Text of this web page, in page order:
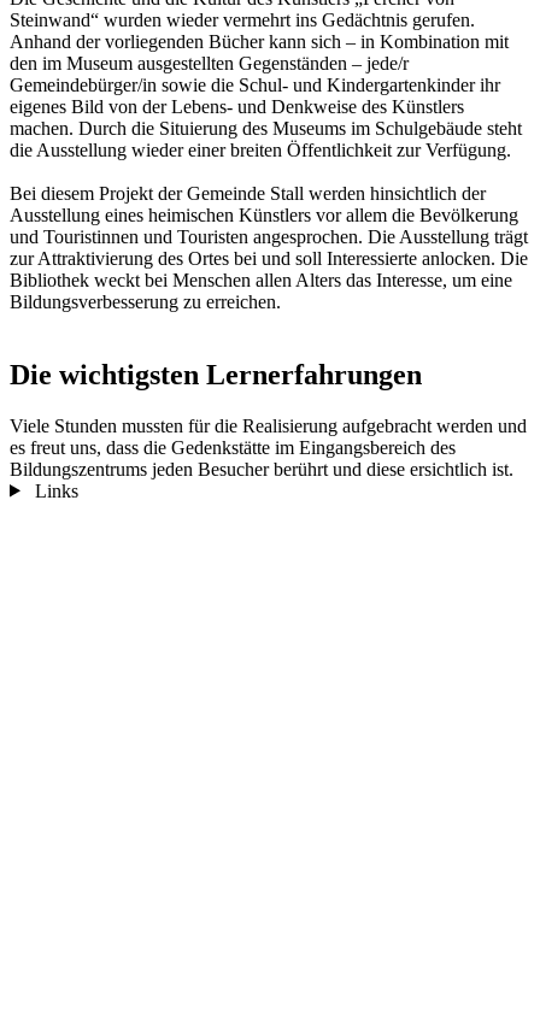
Steinwand“ wurden wieder vermehrt ins Gedächtnis gerufen.
Anhand der vorliegenden Bücher kann sich – in Kombination mit
den im Museum ausgestellten Gegenständen – jede/r
Gemeindebürger/in sowie die Schul- und Kindergartenkinder ihr
eigenes Bild von der Lebens- und Denkweise des Künstlers
machen. Durch die Situierung des Museums im Schulgebäude steht
die Ausstellung wieder einer breiten Öffentlichkeit zur Verfügung.
Bei diesem Projekt der Gemeinde Stall werden hinsichtlich der
Ausstellung eines heimischen Künstlers vor allem die Bevölkerung
und Touristinnen und Touristen angesprochen. Die Ausstellung trägt
zur Attraktivierung des Ortes bei und soll Interessierte anlocken. Die
Bibliothek weckt bei Menschen allen Alters das Interesse, um eine
Bildungsverbesserung zu erreichen.
Die wichtigsten Lernerfahrungen
Viele Stunden mussten für die Realisierung aufgebracht werden und
es freut uns, dass die Gedenkstätte im Eingangsbereich des
Bildungszentrums jeden Besucher berührt und diese ersichtlich ist.
Links